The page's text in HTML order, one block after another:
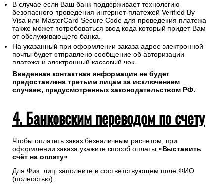
В случае если Ваш банк поддерживает технологию
безопасного проведения интернет-платежей Verified By
Visa или MasterCard Secure Code для проведения платежа
также может потребоваться ввод кода который придет Вам
от обслуживающего банка.
На указанный при оформлении заказа адрес электронной
почты будет отправлено сообщение об авторизации
платежа и электронный кассовый чек.
Введенная контактная информация не будет
предоставлена третьим лицам за исключением
случаев, предусмотренных законодательством РФ.
4. Банковским переводом по счету
Чтобы оплатить заказ безналичным расчетом, при
оформлении заказа укажите способ оплаты «Выставить
счёт на оплату»
Для Физ. лиц: заполните в соответствующем поле ФИО
(полностью).